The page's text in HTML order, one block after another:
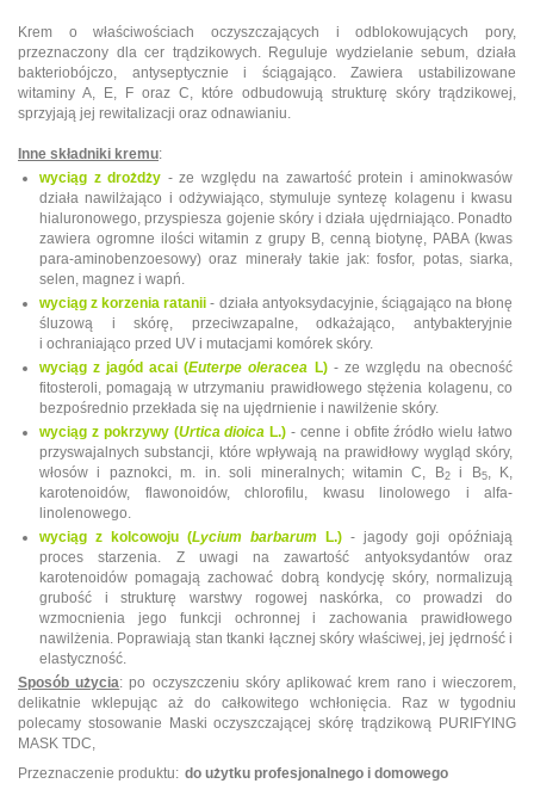
Krem o właściwościach oczyszczających i odblokowujących pory,
przeznaczony dla cer trądzikowych. Reguluje wydzielanie sebum, działa
bakteriobójczo, antyseptycznie i ściągająco. Zawiera ustabilizowane
witaminy A, E, F oraz C, które odbudowują strukturę skóry trądzikowej,
sprzyjają jej rewitalizacji oraz odnawianiu.
Inne składniki kremu:
wyciąg z drożdży - ze względu na zawartość protein i aminokwasów
działa nawilżająco i odżywiająco, stymuluje syntezę kolagenu i kwasu
hialuronowego, przyspiesza gojenie skóry i działa ujędrniająco. Ponadto
zawiera ogromne ilości witamin z grupy B, cenną biotynę, PABA (kwas
para-aminobenzoesowy) oraz minerały takie jak: fosfor, potas, siarka,
selen, magnez i wapń.
wyciąg z korzenia ratanii - działa antyoksydacyjnie, ściągająco na błonę
śluzową i skórę, przeciwzapalne, odkażająco, antybakteryjnie
i ochraniająco przed UV i mutacjami komórek skóry.
wyciąg z jagód acai (Euterpe oleracea L) - ze względu na obecność
fitosteroli, pomagają w utrzymaniu prawidłowego stężenia kolagenu, co
bezpośrednio przekłada się na ujędrnienie i nawilżenie skóry.
wyciąg z pokrzywy (Urtica dioica L.) - cenne i obfite źródło wielu łatwo
przyswajalnych substancji, które wpływają na prawidłowy wygląd skóry,
włosów i paznokci, m. in. soli mineralnych; witamin C, B2i B5, K,
karotenoidów, flawonoidów, chlorofilu, kwasu linolowego i alfa-
linolenowego.
wyciąg z kolcowoju (Lycium barbarum L.) - jagody goji opóźniają
proces starzenia. Z uwagi na zawartość antyoksydantów oraz
karotenoidów pomagają zachować dobrą kondycję skóry, normalizują
grubość i strukturę warstwy rogowej naskórka, co prowadzi do
wzmocnienia jego funkcji ochronnej i zachowania prawidłowego
nawilżenia. Poprawiają stan tkanki łącznej skóry właściwej, jej jędrność i
elastyczność.
Sposób użycia: po oczyszczeniu skóry aplikować krem rano i wieczorem,
delikatnie wklepując aż do całkowitego wchłonięcia. Raz w tygodniu
polecamy stosowanie Maski oczyszczającej skórę trądzikową PURIFYING
MASK TDC,
Przeznaczenie produktu: do użytku profesjonalnego i domowego